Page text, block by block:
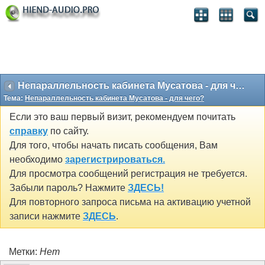
Непараллельность кабинета Мусатова - для чего?
Тема: Непараллельность кабинета Мусатова - для чего?
Если это ваш первый визит, рекомендуем почитать
справку по сайту.
Для того, чтобы начать писать сообщения, Вам
необходимо зарегистрироваться.
Для просмотра сообщений регистрация не требуется.
Забыли пароль? Нажмите ЗДЕСЬ!
Для повторного запроса письма на активацию учетной
записи нажмите ЗДЕСЬ.
Метки: Нет